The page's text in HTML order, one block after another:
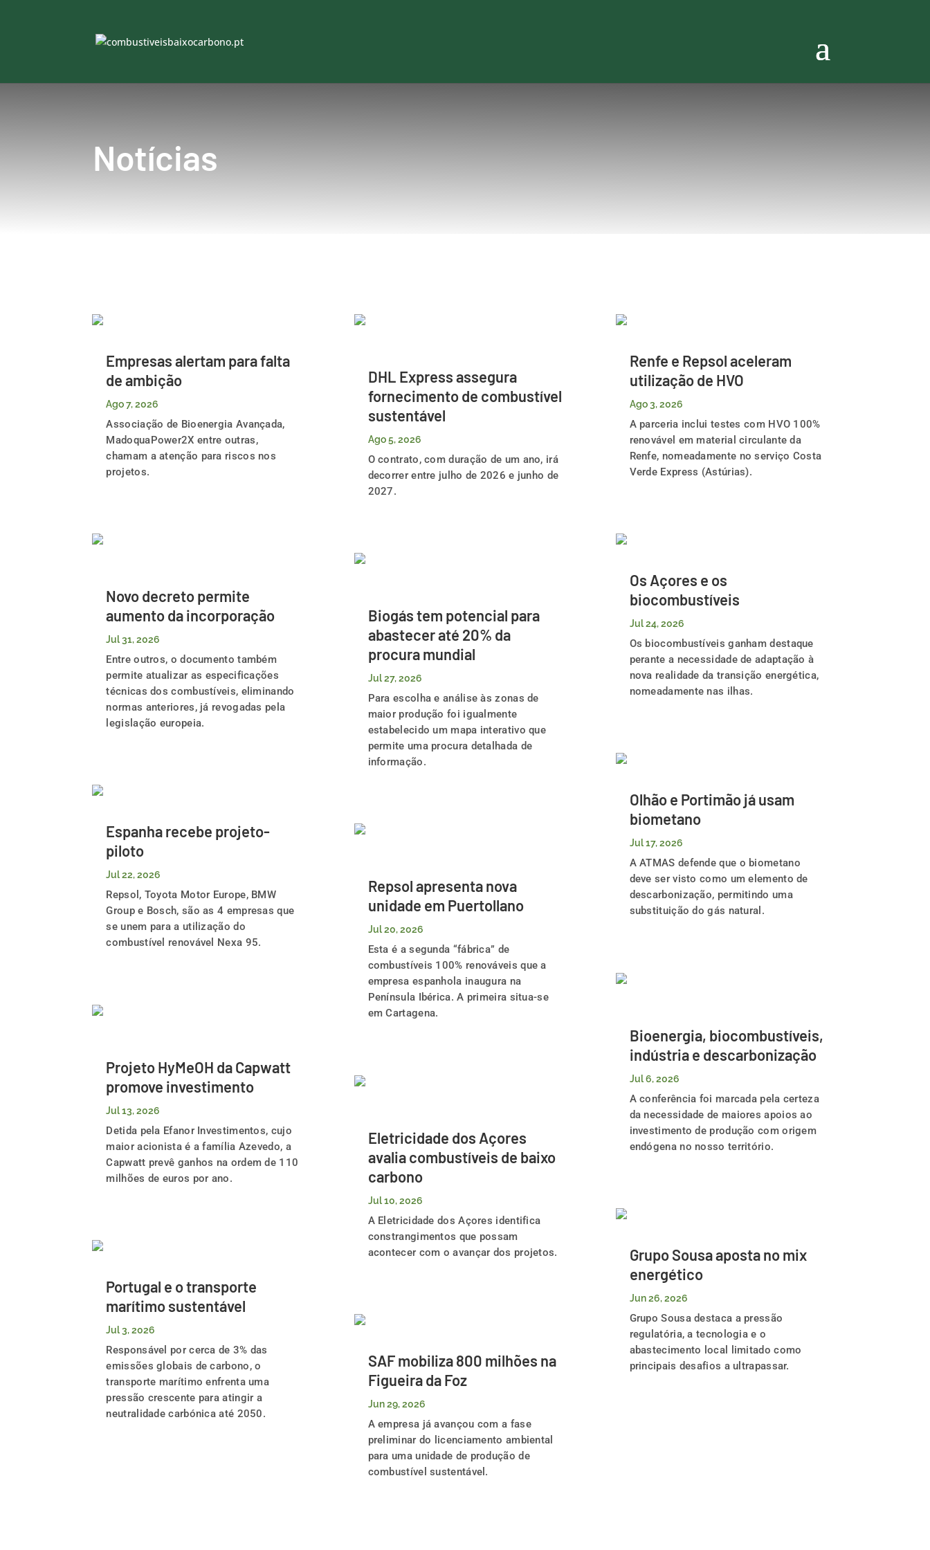
Notícias
Empresas alertam para falta
de ambição
Ago 7, 2026
Associação de Bioenergia Avançada,
MadoquaPower2X entre outras,
chamam a atenção para riscos nos
projetos.
Novo decreto permite
aumento da incorporação
Jul 31, 2026
Entre outros, o documento também
permite atualizar as especificações
técnicas dos combustíveis, eliminando
normas anteriores, já revogadas pela
legislação europeia.
Espanha recebe projeto-
piloto
Jul 22, 2026
Repsol, Toyota Motor Europe, BMW
Group e Bosch, são as 4 empresas que
se unem para a utilização do
combustível renovável Nexa 95.
Projeto HyMeOH da Capwatt
promove investimento
Jul 13, 2026
Detida pela Efanor Investimentos, cujo
maior acionista é a família Azevedo, a
Capwatt prevê ganhos na ordem de 110
milhões de euros por ano.
Portugal e o transporte
marítimo sustentável
Jul 3, 2026
Responsável por cerca de 3% das
emissões globais de carbono, o
transporte marítimo enfrenta uma
pressão crescente para atingir a
neutralidade carbónica até 2050.
DHL Express assegura
fornecimento de combustível
sustentável
Ago 5, 2026
O contrato, com duração de um ano, irá
decorrer entre julho de 2026 e junho de
2027.
Biogás tem potencial para
abastecer até 20% da
procura mundial
Jul 27, 2026
Para escolha e análise às zonas de
maior produção foi igualmente
estabelecido um mapa interativo que
permite uma procura detalhada de
informação.
Repsol apresenta nova
unidade em Puertollano
Jul 20, 2026
Esta é a segunda “fábrica” de
combustíveis 100% renováveis que a
empresa espanhola inaugura na
Península Ibérica. A primeira situa-se
em Cartagena.
Eletricidade dos Açores
avalia combustíveis de baixo
carbono
Jul 10, 2026
A Eletricidade dos Açores identifica
constrangimentos que possam
acontecer com o avançar dos projetos.
SAF mobiliza 800 milhões na
Figueira da Foz
Jun 29, 2026
A empresa já avançou com a fase
preliminar do licenciamento ambiental
para uma unidade de produção de
combustível sustentável.
Renfe e Repsol aceleram
utilização de HVO
Ago 3, 2026
A parceria inclui testes com HVO 100%
renovável em material circulante da
Renfe, nomeadamente no serviço Costa
Verde Express (Astúrias).
Os Açores e os
biocombustíveis
Jul 24, 2026
Os biocombustíveis ganham destaque
perante a necessidade de adaptação à
nova realidade da transição energética,
nomeadamente nas ilhas.
Olhão e Portimão já usam
biometano
Jul 17, 2026
A ATMAS defende que o biometano
deve ser visto como um elemento de
descarbonização, permitindo uma
substituição do gás natural.
Bioenergia, biocombustíveis,
indústria e descarbonização
Jul 6, 2026
A conferência foi marcada pela certeza
da necessidade de maiores apoios ao
investimento de produção com origem
endógena no nosso território.
Grupo Sousa aposta no mix
energético
Jun 26, 2026
Grupo Sousa destaca a pressão
regulatória, a tecnologia e o
abastecimento local limitado como
principais desafios a ultrapassar.